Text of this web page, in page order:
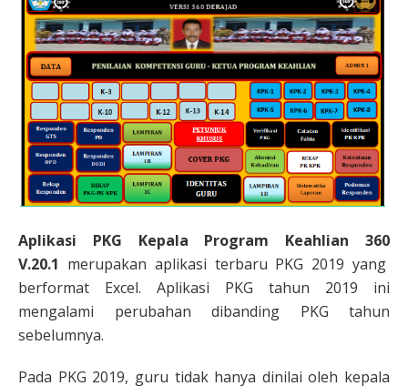
Aplikasi PKG Kepala Program Keahlian 360
V.20.1 merupakan aplikasi terbaru PKG 2019 yang
berformat Excel. Aplikasi PKG tahun 2019 ini
mengalami perubahan dibanding PKG tahun
sebelumnya.
Pada PKG 2019, guru tidak hanya dinilai oleh kepala